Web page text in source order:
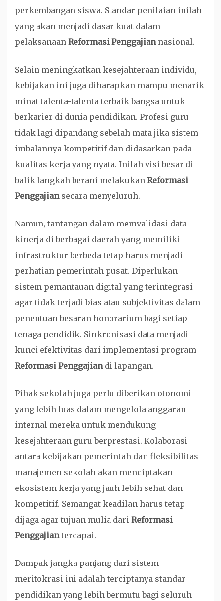
perkembangan siswa. Standar penilaian inilah
yang akan menjadi dasar kuat dalam
pelaksanaan Reformasi Penggajiannasional.
Selain meningkatkan kesejahteraan individu,
kebijakan ini juga diharapkan mampu menarik
minat talenta-talenta terbaik bangsa untuk
berkarier di dunia pendidikan. Profesi guru
tidak lagi dipandang sebelah mata jika sistem
imbalannya kompetitif dan didasarkan pada
kualitas kerja yang nyata. Inilah visi besar di
balik langkah berani melakukan Reformasi
Penggajiansecara menyeluruh.
Namun, tantangan dalam memvalidasi data
kinerja di berbagai daerah yang memiliki
infrastruktur berbeda tetap harus menjadi
perhatian pemerintah pusat. Diperlukan
sistem pemantauan digital yang terintegrasi
agar tidak terjadi bias atau subjektivitas dalam
penentuan besaran honorarium bagi setiap
tenaga pendidik. Sinkronisasi data menjadi
kunci efektivitas dari implementasi program
Reformasi Penggajiandi lapangan.
Pihak sekolah juga perlu diberikan otonomi
yang lebih luas dalam mengelola anggaran
internal mereka untuk mendukung
kesejahteraan guru berprestasi. Kolaborasi
antara kebijakan pemerintah dan fleksibilitas
manajemen sekolah akan menciptakan
ekosistem kerja yang jauh lebih sehat dan
kompetitif. Semangat keadilan harus tetap
dijaga agar tujuan mulia dari Reformasi
Penggajiantercapai.
Dampak jangka panjang dari sistem
meritokrasi ini adalah terciptanya standar
pendidikan yang lebih bermutu bagi seluruh